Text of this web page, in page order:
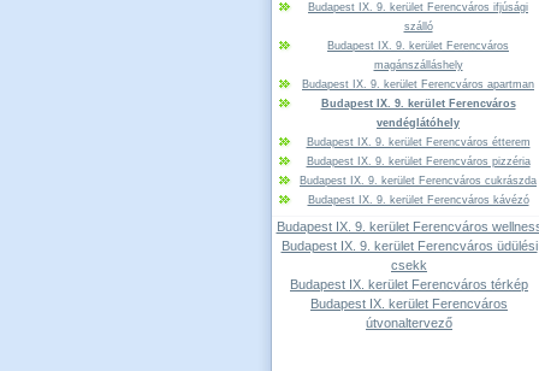
Budapest IX. 9. kerület Ferencváros ifjúsági
szálló
Budapest IX. 9. kerület Ferencváros
magánszálláshely
Budapest IX. 9. kerület Ferencváros apartman
Budapest IX. 9. kerület Ferencváros
vendéglátóhely
Budapest IX. 9. kerület Ferencváros étterem
Budapest IX. 9. kerület Ferencváros pizzéria
Budapest IX. 9. kerület Ferencváros cukrászda
Budapest IX. 9. kerület Ferencváros kávézó
Budapest IX. 9. kerület Ferencváros
Budapest IX. 9. kerület Ferencváros üdülési
csekk
Budapest IX. kerület Ferencváros térkép
Budapest IX. kerület Ferencváros
útvonaltervező